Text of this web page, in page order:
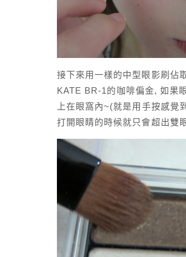
接下來用一樣的中型眼影刷佔
KATE BR-1的咖啡偏金, 如果
上在眼窩內~(就是用手按感覺
打開眼睛的時候就只會超出雙